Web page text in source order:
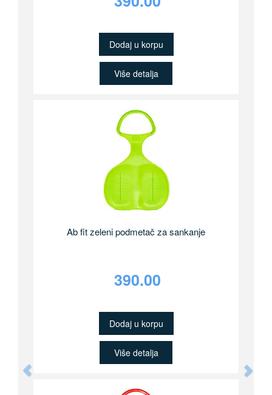
Dodaj u korpu
Više detalja
Ab fit zeleni podmetač za sankanje
390.00
Dodaj u korpu
Više detalja